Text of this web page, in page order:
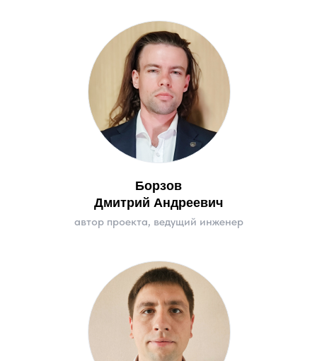
Борзов
Дмитрий Андреевич
автор проекта, ведущий инженер